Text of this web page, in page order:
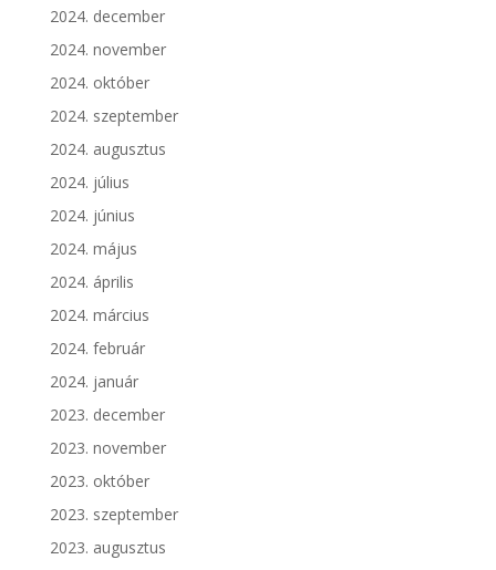
2024. december
2024. november
2024. október
2024. szeptember
2024. augusztus
2024. július
2024. június
2024. május
2024. április
2024. március
2024. február
2024. január
2023. december
2023. november
2023. október
2023. szeptember
2023. augusztus